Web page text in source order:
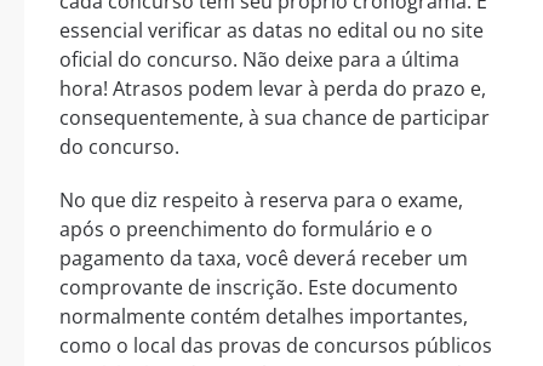
essencial verificar as datas no edital ou no site
oficial do concurso. Não deixe para a última
hora! Atrasos podem levar à perda do prazo e,
consequentemente, à sua chance de participar
do concurso.
No que diz respeito à reserva para o exame,
após o preenchimento do formulário e o
pagamento da taxa, você deverá receber um
comprovante de inscrição. Este documento
normalmente contém detalhes importantes,
como o local das provas de concursos públicos